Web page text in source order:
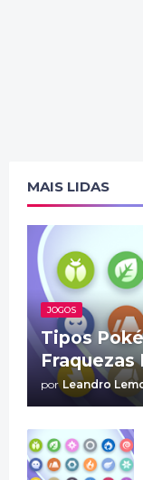
MAIS LIDAS
JOGOS
Tipos
Fraquezas
por Leandro